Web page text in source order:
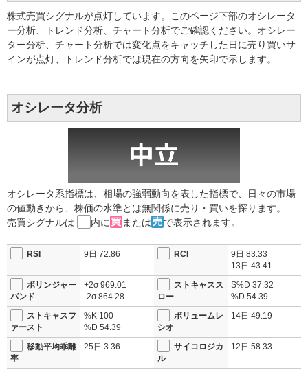
株式売買シグナルが点灯しています。このページ下部のオシレータ
ー分析、トレンド分析、チャート分析でご確認ください。オシレー
ター分析、チャート分析では変化点をキャッチした日に売り買いサ
インが点灯、トレンド分析では現在の方向を矢印で示します。
オシレータ分析
オシレータ系指標は、相場の強弱動向を表した指標で、日々の市場
の値動きから、株価の水準とは無関係に売り・買いを探ります。
売買シグナルは
内に または で表示されます。
RSI 9日 72.86 RCI 9日 83.33
13日 43.41
ボリンジャー
バンド
+2σ969.01
-2σ864.28
ストキャスス
ロー
S%D 37.32
%D 54.39
ストキャスフ
ァースト
%K 100
%D 54.39
ボリュームレ
シオ
14日 49.19
移動平均乖離
率
25日 3.36
サイコロジカ
ル
12日 58.33